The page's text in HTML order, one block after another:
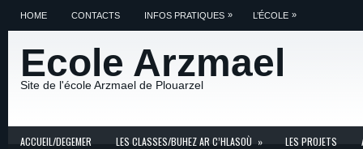
HOME CONTACTS INFOS PRATIQUES » L’ÉCOLE »
Ecole Arzmael
Site de l'école Arzmael de Plouarzel
ACCUEIL/DEGEMER LES CLASSES/BUHEZ AR C’HLASOÙ » LES PROJETS